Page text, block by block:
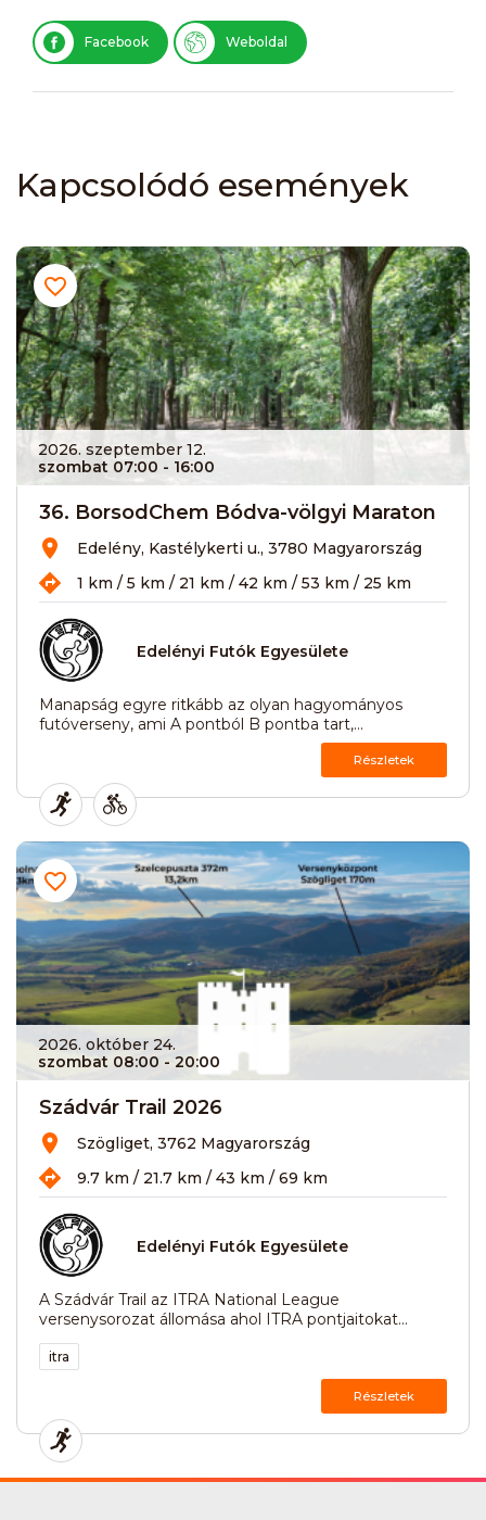
Facebook Weboldal
Kapcsolódó események
2026. szeptember 12.
szombat 07:00 - 16:00
36. BorsodChem Bódva-völgyi Maraton
Edelény, Kastélykerti u., 3780 Magyarország
1 km / 5 km / 21 km / 42 km / 53 km / 25 km
Edelényi Futók Egyesülete
Manapság egyre ritkább az olyan hagyományos
futóverseny, ami A pontból B pontba tart,...
Részletek
2026. október 24.
szombat 08:00 - 20:00
Szádvár Trail 2026
Szögliget, 3762 Magyarország
9.7 km / 21.7 km / 43 km / 69 km
Edelényi Futók Egyesülete
A Szádvár Trail az ITRA National League
versenysorozat állomása ahol ITRA pontjaitokat...
itra
Részletek